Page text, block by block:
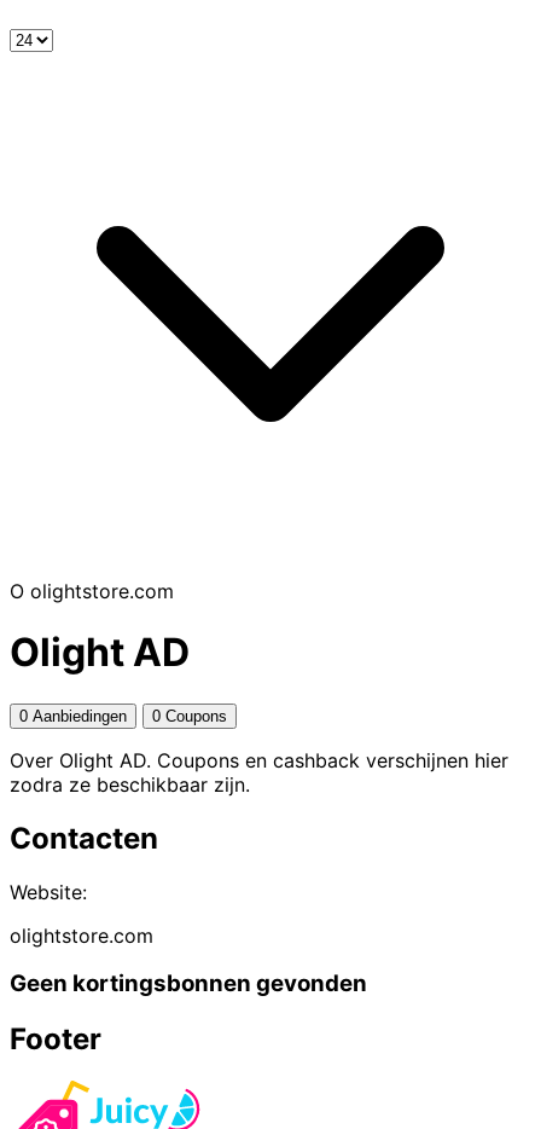
O olightstore.com
Olight AD
0 Aanbiedingen 0 Coupons
Over Olight AD. Coupons en cashback verschijnen hier
zodra ze beschikbaar zijn.
Contacten
Website:
olightstore.com
Geen kortingsbonnen gevonden
Footer